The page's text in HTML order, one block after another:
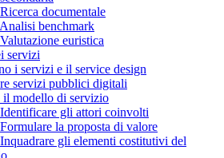
documentale
benchmark
euristica
servizi
i servizi e il service design
servizi pubblici digitali
modello di servizio
gli attori coinvolti
la proposta di valore
gli elementi costitutivi del